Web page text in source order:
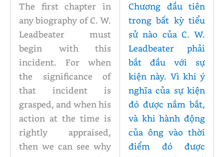
The first chapter in
any biography of C. W.
Leadbeater must
begin with this
incident. For when
the significance of
that incident is
grasped, and when his
action at the time is
rightly appraised,
then we can see why
Chương đầu tiên
trong bất kỳ tiểu
sử nào của C. W.
Leadbeater phải
bắt đầu với sự
kiện này. Vì khi ý
nghĩa của sự kiện
đó được nắm bắt,
và khi hành động
của ông vào thời
điểm đó được